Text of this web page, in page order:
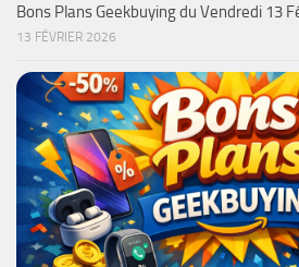
Bons Plans Geekbuying du Vendredi 13
13 FÉVRIER 2026